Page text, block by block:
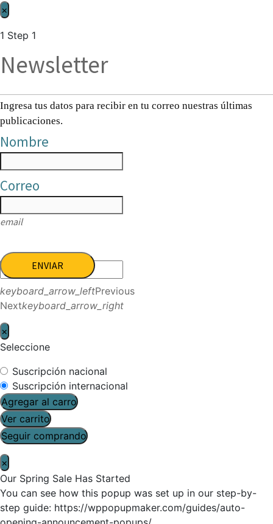
×
1 Step 1
Newsletter
Ingresa tus datos para recibir en tu correo nuestras últimas
publicaciones.
Nombre
Correo
email
ENVIAR
keyboard_arrow_leftPrevious
Nextkeyboard_arrow_right
×
Seleccione
Suscripción nacional
Suscripción internacional
Agregar al carro
Ver carrito
Seguir comprando
×
Our Spring Sale Has Started
You can see how this popup was set up in our step-by-
step guide: https://wppopupmaker.com/guides/auto-